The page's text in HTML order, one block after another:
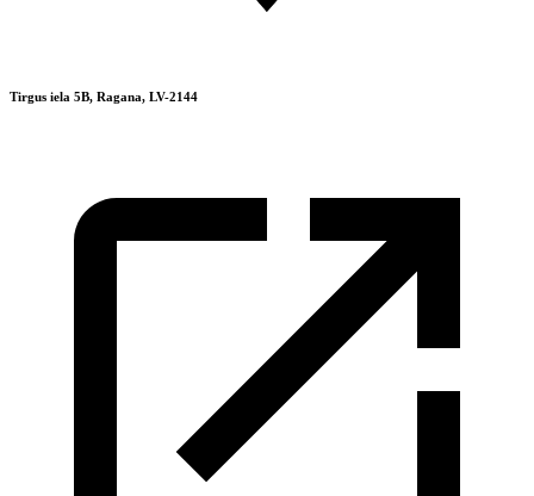
Tirgus iela 5B, Ragana, LV-2144